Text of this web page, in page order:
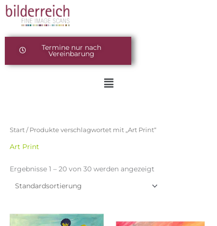
springen
Zum
Inhalt
springen
Termine nur nach
Vereinbarung
Menü
Start / Produkte verschlagwortet mit „Art Print“
Art Print
Ergebnisse 1 – 20 von 30 werden angezeigt